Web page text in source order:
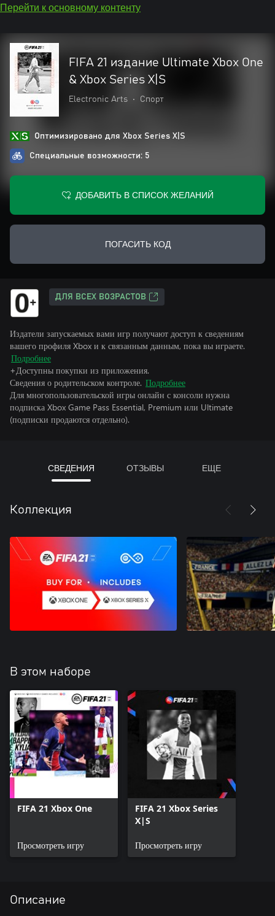
Перейти к основному контенту
FIFA 21 издание Ultimate Xbox One
& Xbox Series X|S
Electronic Arts • Спорт
Оптимизировано для Xbox Series X|S
Специальные возможности: 5
ДОБАВИТЬ В СПИСОК ЖЕЛАНИЙ
ПОГАСИТЬ КОД
ДЛЯ ВСЕХ ВОЗРАСТОВ
Издатели запускаемых вами игр получают доступ к сведениям
вашего профиля Xbox и к связанным данным, пока вы играете.
Подробнее
+Доступны покупки из приложения.
Сведения о родительском контроле. Подробнее
Для многопользовательской игры онлайн с консоли нужна
подписка Xbox Game Pass Essential, Premium или Ultimate
(подписки продаются отдельно).
СВЕДЕНИЯ ОТЗЫВЫ ЕЩЕ
Коллекция
В этом наборе
FIFA 21 Xbox One
Просмотреть игру
FIFA 21 Xbox Series
X|S
Просмотреть игру
Описание